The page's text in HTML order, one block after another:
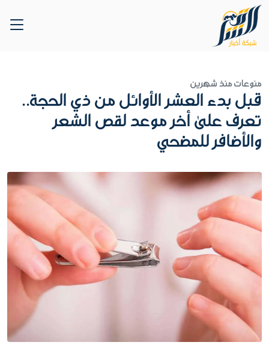
منوعاتمنذ شهرين
قبل بدء العشر الأوائل من ذي الحجة..
تعرف على أخر موعد لقص الشعر
والأضافر للمضحي